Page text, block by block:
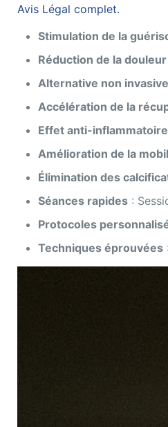
Avis Légal complet.
Stimulation de la
Réduction de la douleur
Alternative non invasive
Accélération de la
Effet anti-inflammatoire
Amélioration de la
Élimination des
Séances rapides :
Protocoles
Techniques éprouvées